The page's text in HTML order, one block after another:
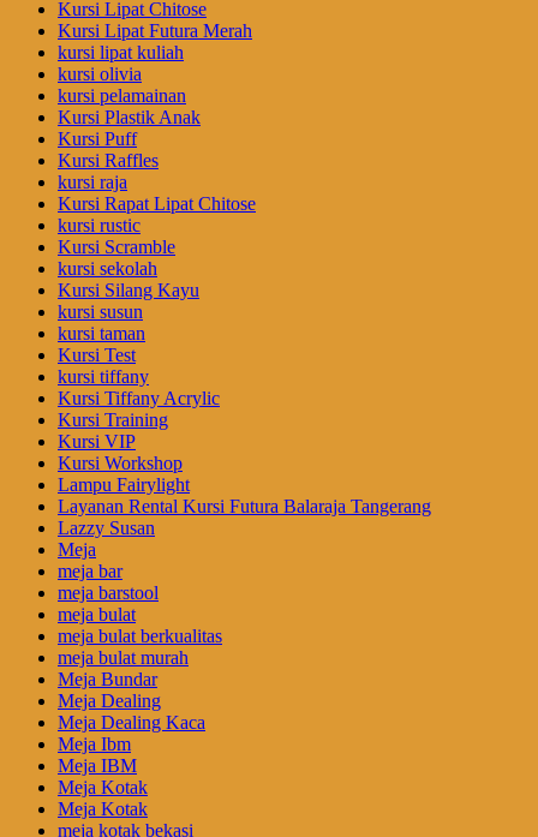
Kursi Lipat Chitose
Kursi Lipat Futura Merah
kursi lipat kuliah
kursi olivia
kursi pelamainan
Kursi Plastik Anak
Kursi Puff
Kursi Raffles
kursi raja
Kursi Rapat Lipat Chitose
kursi rustic
Kursi Scramble
kursi sekolah
Kursi Silang Kayu
kursi susun
kursi taman
Kursi Test
kursi tiffany
Kursi Tiffany Acrylic
Kursi Training
Kursi VIP
Kursi Workshop
Lampu Fairylight
Layanan Rental Kursi Futura Balaraja Tangerang
Lazzy Susan
Meja
meja bar
meja barstool
meja bulat
meja bulat berkualitas
meja bulat murah
Meja Bundar
Meja Dealing
Meja Dealing Kaca
Meja Ibm
Meja IBM
Meja Kotak
Meja Kotak
meja kotak bekasi